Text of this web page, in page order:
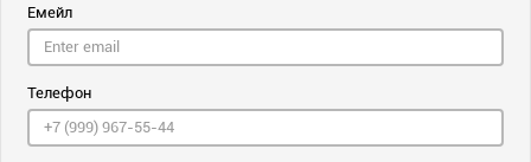
Емейл
Телефон